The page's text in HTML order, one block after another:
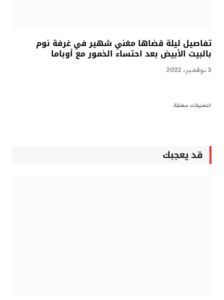
تفاصيل ليلة قضاها مغني شهير في غرفة نوم
بالبيت الأبيض بعد احتساء الخمور مع أوباما
3 نوفمبر، 2022
التعليقات مغلقة.
قد يعجبك